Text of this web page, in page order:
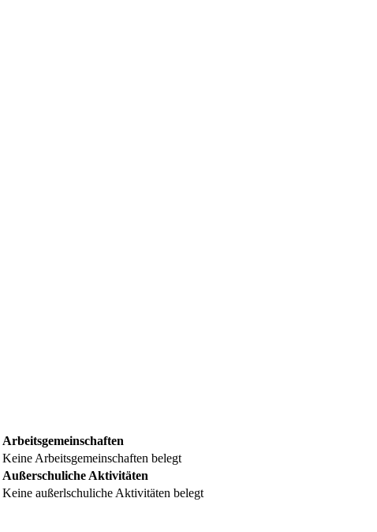
Arbeitsgemeinschaften
Keine Arbeitsgemeinschaften belegt
Außerschuliche Aktivitäten
Keine außerlschuliche Aktivitäten belegt